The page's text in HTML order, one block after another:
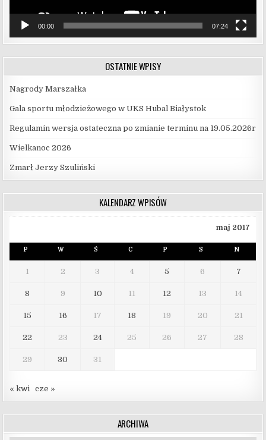
00:00 07:24
OSTATNIE WPISY
Nagrody Marszałka
Gala sportu młodzieżowego w UKS Hubal Białystok
Regulamin wersja ostateczna po zmianie terminu na 19.05.2026r
Wielkanoc 2026
Zmarł Jerzy Szuliński
KALENDARZ WPISÓW
maj 2017
P W Ś C P S N
1 2 3 4 5 6 7
8 9 10 11 12 13 14
15 16 17 18 19 20 21
22 23 24 25 26 27 28
29 30 31
« kwi cze »
ARCHIWA